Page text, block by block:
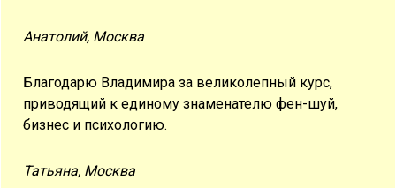
Анатолий, Москва
Благодарю Владимира за великолепный курс,
приводящий к единому знаменателю фен-шуй,
бизнес и психологию.
Татьяна, Москва